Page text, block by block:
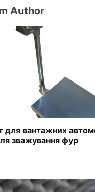
Author
для вантажних
зважування фур